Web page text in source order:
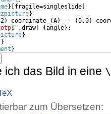
} fragile=singleslide
}
) coordinate (A) -- (0,0)
$",draw] {angle} ;
}
}
}
ich das Bild in eine
zum Übersetzen: